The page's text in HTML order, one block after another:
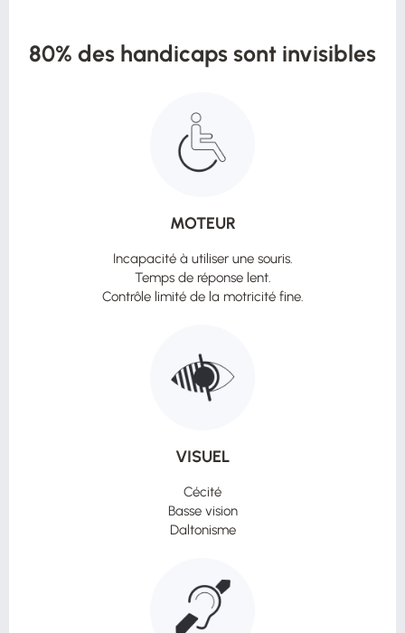
80% des handicaps sont invisibles
MOTEUR
Incapacité à utiliser une souris.
Temps de réponse lent.
Contrôle limité de la motricité fine.
VISUEL
Cécité
Basse vision
Daltonisme